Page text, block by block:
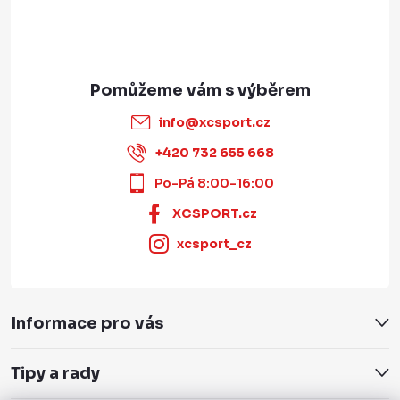
info@xcsport.cz
+420 732 655 668
Po-Pá 8:00-16:00
XCSPORT.cz
xcsport_cz
Informace pro vás
Tipy a rady